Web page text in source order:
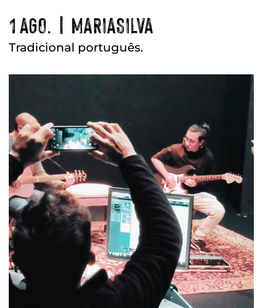
1 AGO. | MARIASILVA
Tradicional português.